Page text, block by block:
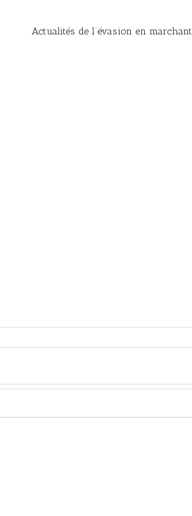
Actualités de l’évasion en marchant